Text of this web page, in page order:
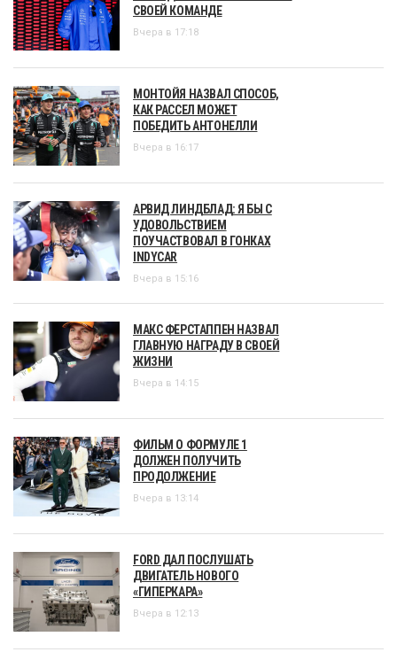
СВОЕЙ КОМАНДЕ
Вчера в 17:18
МОНТОЙЯ НАЗВАЛ СПОСОБ,
КАК РАССЕЛ МОЖЕТ
ПОБЕДИТЬ АНТОНЕЛЛИ
Вчера в 16:17
АРВИД ЛИНДБЛАД: Я БЫ С
УДОВОЛЬСТВИЕМ
ПОУЧАСТВОВАЛ В ГОНКАХ
INDYCAR
Вчера в 15:16
МАКС ФЕРСТАППЕН НАЗВАЛ
ГЛАВНУЮ НАГРАДУ В СВОЕЙ
ЖИЗНИ
Вчера в 14:15
ФИЛЬМ О ФОРМУЛЕ 1
ДОЛЖЕН ПОЛУЧИТЬ
ПРОДОЛЖЕНИЕ
Вчера в 13:14
FORD ДАЛ ПОСЛУШАТЬ
ДВИГАТЕЛЬ НОВОГО
«ГИПЕРКАРА»
Вчера в 12:13